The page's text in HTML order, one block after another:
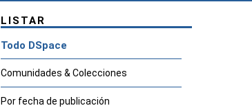
LISTAR
Todo DSpace
Comunidades & Colecciones
Por fecha de publicación